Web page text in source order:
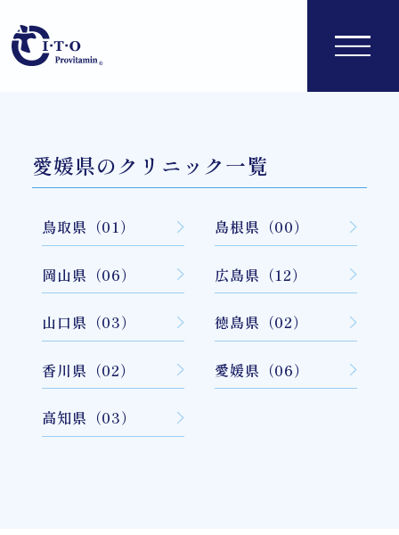
愛媛県のクリニック一覧
鳥取県（01） 島根県（00）
岡山県（06） 広島県（12）
山口県（03） 徳島県（02）
香川県（02） 愛媛県（06）
高知県（03）